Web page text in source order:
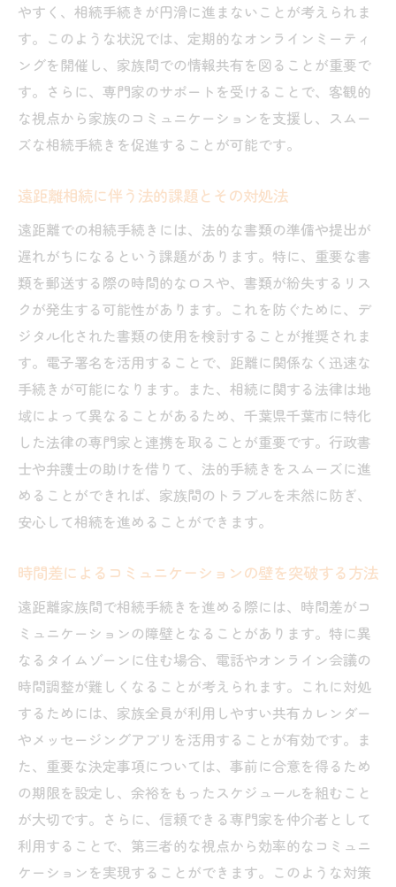
やすく、相続手続きが円滑に進まないことが考えられま
す。このような状況では、定期的なオンラインミーティ
ングを開催し、家族間での情報共有を図ることが重要で
す。さらに、専門家のサポートを受けることで、客観的
な視点から家族のコミュニケーションを支援し、スムー
ズな相続手続きを促進することが可能です。
遠距離相続に伴う法的課題とその対処法
遠距離での相続手続きには、法的な書類の準備や提出が
遅れがちになるという課題があります。特に、重要な書
類を郵送する際の時間的なロスや、書類が紛失するリス
クが発生する可能性があります。これを防ぐために、デ
ジタル化された書類の使用を検討することが推奨されま
す。電子署名を活用することで、距離に関係なく迅速な
手続きが可能になります。また、相続に関する法律は地
域によって異なることがあるため、千葉県千葉市に特化
した法律の専門家と連携を取ることが重要です。行政書
士や弁護士の助けを借りて、法的手続きをスムーズに進
めることができれば、家族間のトラブルを未然に防ぎ、
安心して相続を進めることができます。
時間差によるコミュニケーションの壁を突破する方法
遠距離家族間で相続手続きを進める際には、時間差がコ
ミュニケーションの障壁となることがあります。特に異
なるタイムゾーンに住む場合、電話やオンライン会議の
時間調整が難しくなることが考えられます。これに対処
するためには、家族全員が利用しやすい共有カレンダー
やメッセージングアプリを活用することが有効です。ま
た、重要な決定事項については、事前に合意を得るため
の期限を設定し、余裕をもったスケジュールを組むこと
が大切です。さらに、信頼できる専門家を仲介者として
利用することで、第三者的な視点から効率的なコミュニ
ケーションを実現することができます。このような対策